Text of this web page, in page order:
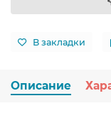
В закладки
Описание